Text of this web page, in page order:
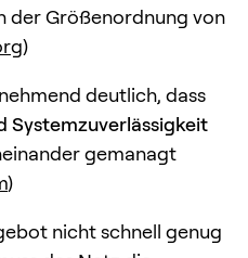
der Größenordnung von
)
deutlich, dass
Systemzuverlässigkeit
gemanagt
)
nicht schnell genug